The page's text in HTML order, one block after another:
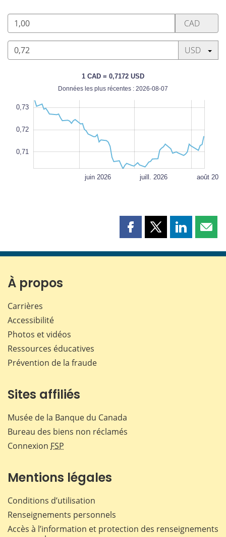
Dollar
Dollar
(États-
Unis)
CAD
Appuyez
USD
1 CAD = 0,7172 USD
Données les plus récentes : 2026-08-07
0,715
0,73
0,72
0,71
juill. 2026
juin 2026 août 2026
Partager
page
Partager
page
Partager
page page
À propos
Carrières
Accessibilité
Photos et vidéos
Ressources éducatives
Prévention de la fraude
Sites affiliés
Musée de la Banque du Canada
Bureau des biens non réclamés
Connexion FSP
Mentions légales
Conditions d’utilisation
Renseignements personnels
Accès à l’information et protection des renseignements